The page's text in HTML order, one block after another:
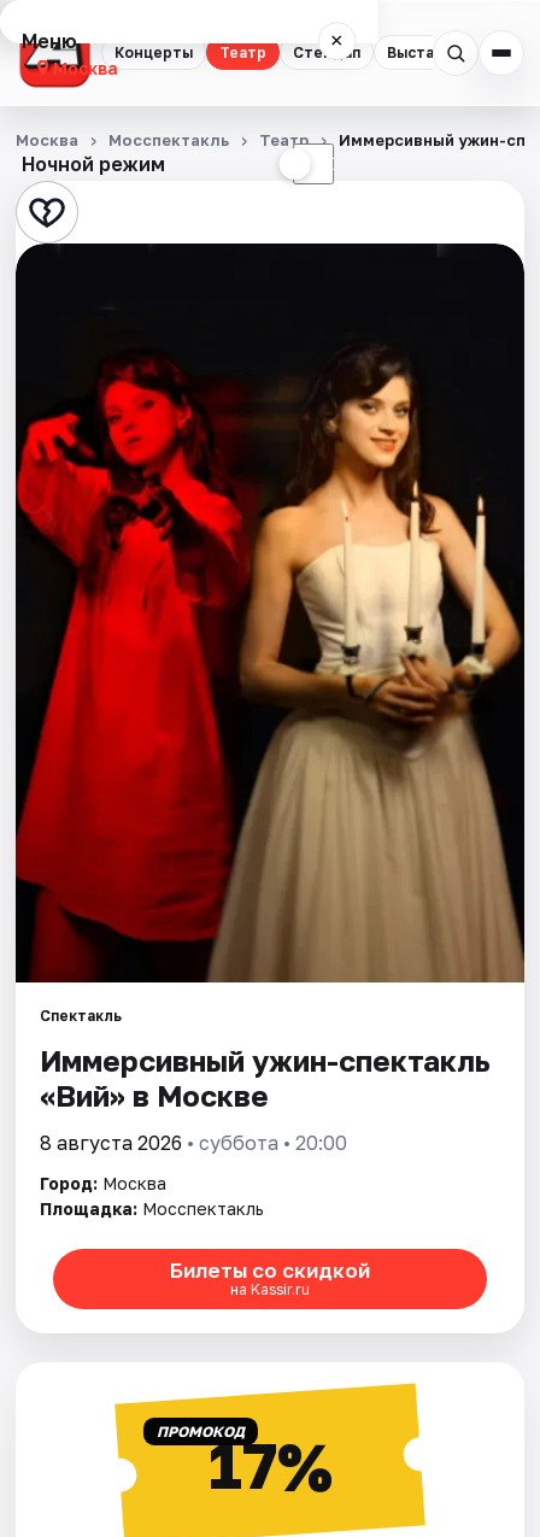
Концерты Театр Стендап Выставки
Меню ×
Москва
Концерты
Театр
Стендап
Экскурсии
Спорт
События
Города
Площадки
Артисты
Рейтинги
Ночной режим ☾
Москва Мосспектакль Театр Иммерсивный ужин-
Спектакль
Иммерсивный ужин-спектакль
«Вий» в Москве
8 августа 2026 • суббота • 20:00
Город: Москва
Площадка: Мосспектакль
Билеты со скидкой
на Kassir.ru
ПРОМОКОД17%